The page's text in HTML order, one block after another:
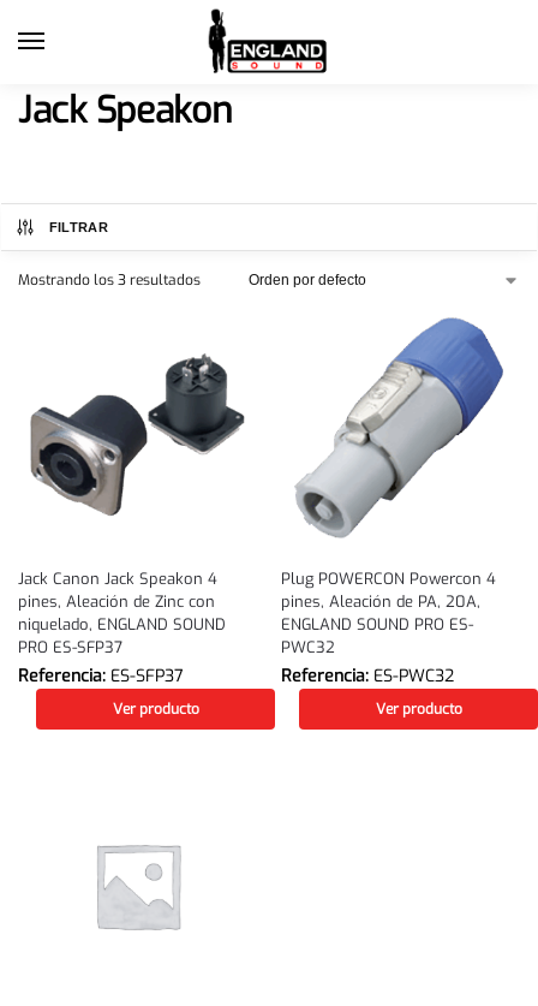
Jack Speakon
FILTRAR
Mostrando los 3 resultados
Jack Canon Jack Speakon 4
pines, Aleación de Zinc con
niquelado, ENGLAND SOUND
PRO ES-SFP37
Referencia: ES-SFP37
Ver producto
Plug POWERCON Powercon 4
pines, Aleación de PA, 20A,
ENGLAND SOUND PRO ES-
PWC32
Referencia: ES-PWC32
Ver producto